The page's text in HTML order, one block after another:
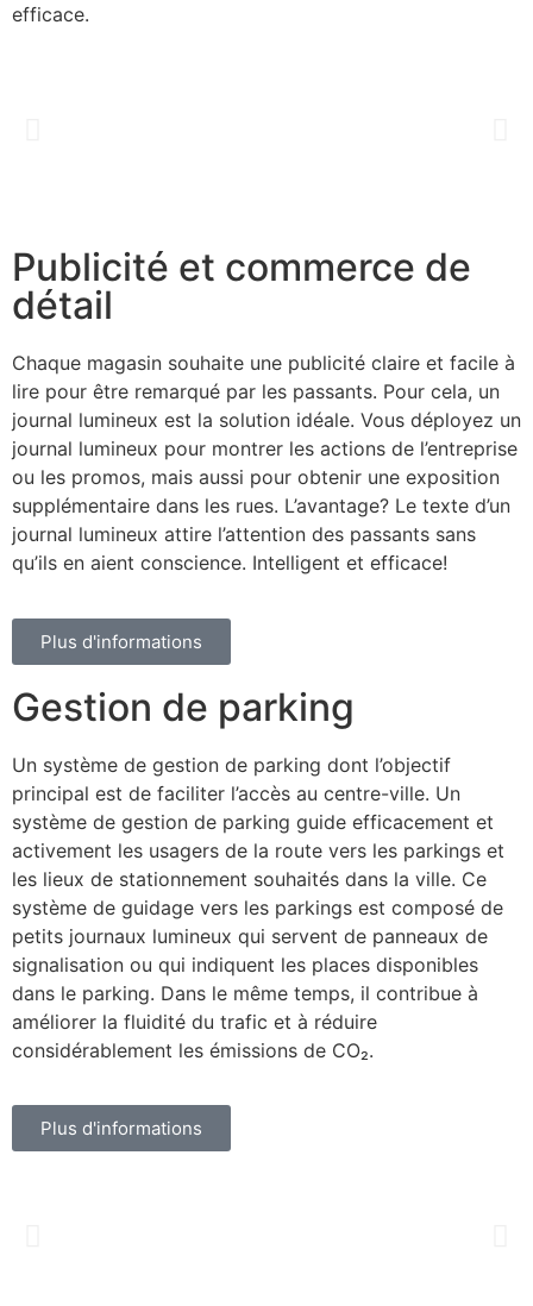
efficace.
Publicité et commerce de
détail
Chaque magasin souhaite une publicité claire et facile à
lire pour être remarqué par les passants. Pour cela, un
journal lumineux est la solution idéale. Vous déployez un
journal lumineux pour montrer les actions de l’entreprise
ou les promos, mais aussi pour obtenir une exposition
supplémentaire dans les rues. L’avantage? Le texte d’un
journal lumineux attire l’attention des passants sans
qu’ils en aient conscience. Intelligent et efficace!
Plus d'informations
Gestion de parking
Un système de gestion de parking dont l’objectif
principal est de faciliter l’accès au centre-ville. Un
système de gestion de parking guide efficacement et
activement les usagers de la route vers les parkings et
les lieux de stationnement souhaités dans la ville. Ce
système de guidage vers les parkings est composé de
petits journaux lumineux qui servent de panneaux de
signalisation ou qui indiquent les places disponibles
dans le parking. Dans le même temps, il contribue à
améliorer la fluidité du trafic et à réduire
considérablement les émissions de CO₂.
Plus d'informations